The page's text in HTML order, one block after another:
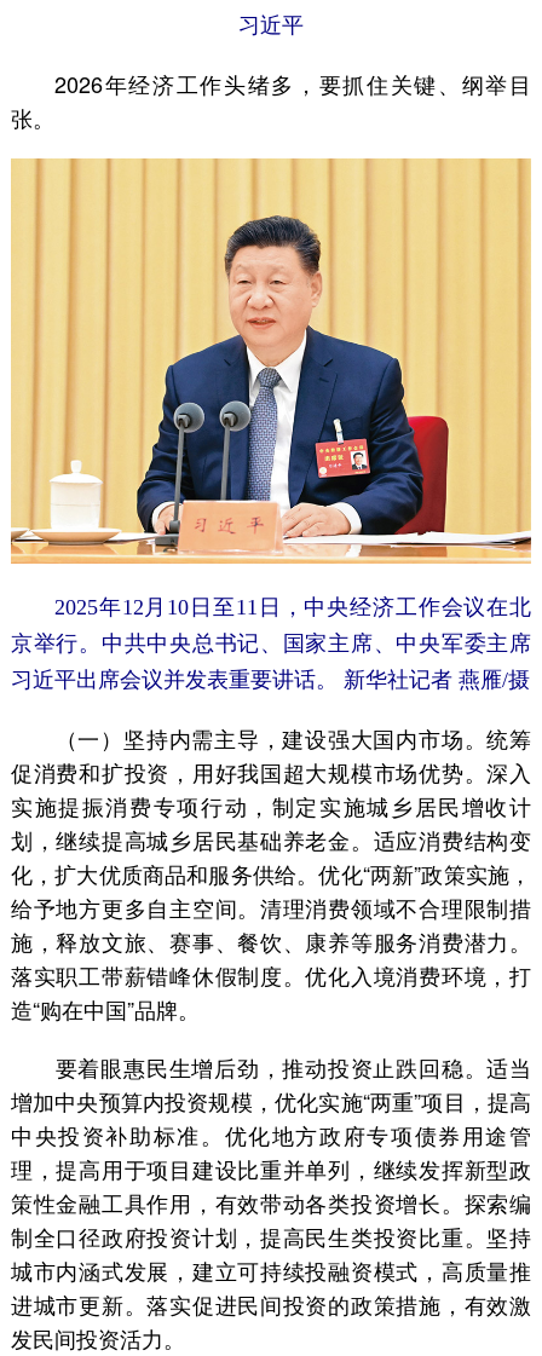
习近平
2026年经济工作头绪多，要抓住关键、纲举目
张。
2025年12月10日至11日，中央经济工作会议在北
京举行。中共中央总书记、国家主席、中央军委主席
习近平出席会议并发表重要讲话。 新华社记者 燕雁/摄
（一）坚持内需主导，建设强大国内市场。统筹
促消费和扩投资，用好我国超大规模市场优势。深入
实施提振消费专项行动，制定实施城乡居民增收计
划，继续提高城乡居民基础养老金。适应消费结构变
化，扩大优质商品和服务供给。优化“两新”政策实施，
给予地方更多自主空间。清理消费领域不合理限制措
施，释放文旅、赛事、餐饮、康养等服务消费潜力。
落实职工带薪错峰休假制度。优化入境消费环境，打
造“购在中国”品牌。
要着眼惠民生增后劲，推动投资止跌回稳。适当
增加中央预算内投资规模，优化实施“两重”项目，提高
中央投资补助标准。优化地方政府专项债券用途管
理，提高用于项目建设比重并单列，继续发挥新型政
策性金融工具作用，有效带动各类投资增长。探索编
制全口径政府投资计划，提高民生类投资比重。坚持
城市内涵式发展，建立可持续投融资模式，高质量推
进城市更新。落实促进民间投资的政策措施，有效激
发民间投资活力。